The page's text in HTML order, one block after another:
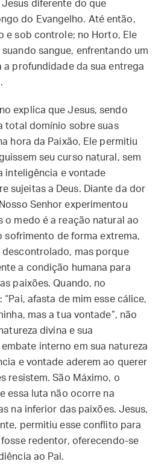
Jesus diferente do que
do Evangelho. Até então,
e sob controle; no Horto, Ele
sangue, enfrentando um
a profundidade da sua entrega
explica que Jesus, sendo
total domínio sobre suas
hora da Paixão, Ele permitiu
seu curso natural, sem
inteligência e vontade
sujeitas a Deus. Diante da dor
Senhor experimentou
o medo é a reação natural ao
sofrimento de forma extrema,
descontrolado, mas porque
a condição humana para
paixões. Quando, no
“Pai, afasta de mim esse cálice,
mas a tua vontade”, não
divina e sua
interno em sua natureza
e vontade aderem ao querer
resistem. São Máximo, o
essa luta não ocorre na
na inferior das paixões. Jesus,
permitiu esse conflito para
redentor, oferecendo-se
ao Pai.